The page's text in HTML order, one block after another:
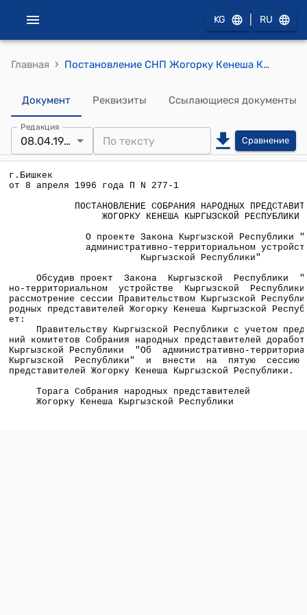
KG RU
Главная › Постановление СНП Жогорку Кенеша КР от 8 апреля 1996 года П №277-1 "О проекте Закона Кыргызской Республики "Об административно-территориальном устройстве Кыргызской Республики"
Документ Реквизиты Ссылающиеся документы
Редакция
08.04.1996 Сравнение